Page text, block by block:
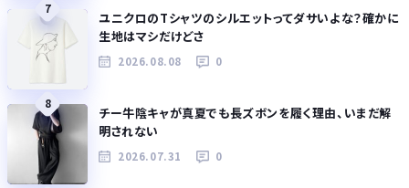
7
ユニクロのTシャツのシルエットってダサいよな？確かに
生地はマシだけどさ
2026.08.08 0
8
チー牛陰キャが真夏でも長ズボンを履く理由、いまだ解
明されない
2026.07.31 0